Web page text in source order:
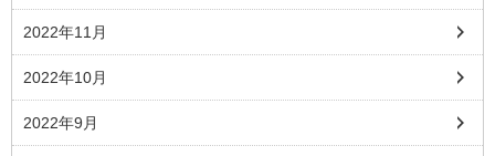
2022年11月
2022年10月
2022年9月